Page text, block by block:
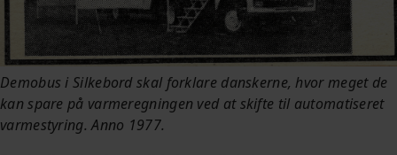
Demobus i Silkebord skal forklare danskerne, hvor meget de
kan spare på varmeregningen ved at skifte til automatiseret
varmestyring. Anno 1977.